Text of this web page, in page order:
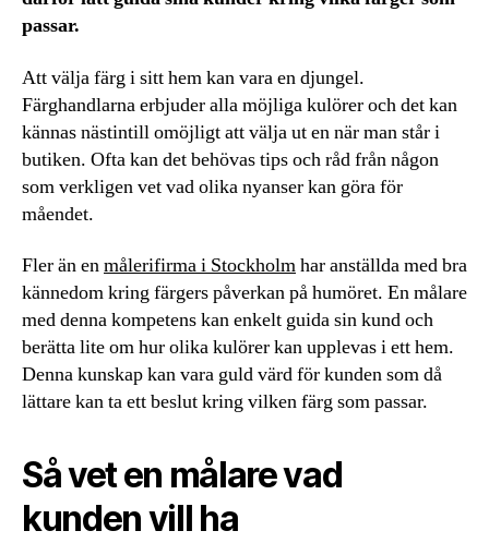
passar.
Att välja färg i sitt hem kan vara en djungel.
Färghandlarna erbjuder alla möjliga kulörer och det kan
kännas nästintill omöjligt att välja ut en när man står i
butiken. Ofta kan det behövas tips och råd från någon
som verkligen vet vad olika nyanser kan göra för
måendet.
Fler än enmålerifirma i Stockholmhar anställda med bra
kännedom kring färgers påverkan på humöret. En målare
med denna kompetens kan enkelt guida sin kund och
berätta lite om hur olika kulörer kan upplevas i ett hem.
Denna kunskap kan vara guld värd för kunden som då
lättare kan ta ett beslut kring vilken färg som passar.
Så vet en målare vad
kunden vill ha